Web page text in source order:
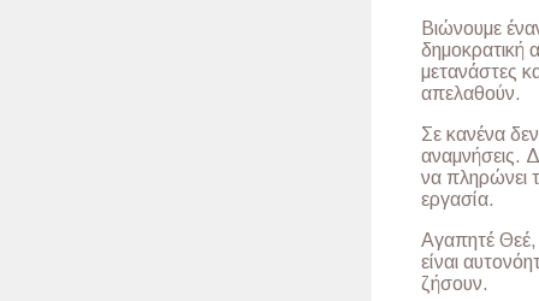
Βιώνουμε
δημοκρατική
μετανάστες
απελαθούν.
Σε κανένα
αναμνήσεις.
να πληρώνει
εργασία.
Αγαπητέ Θεέ,
είναι
ζήσουν.